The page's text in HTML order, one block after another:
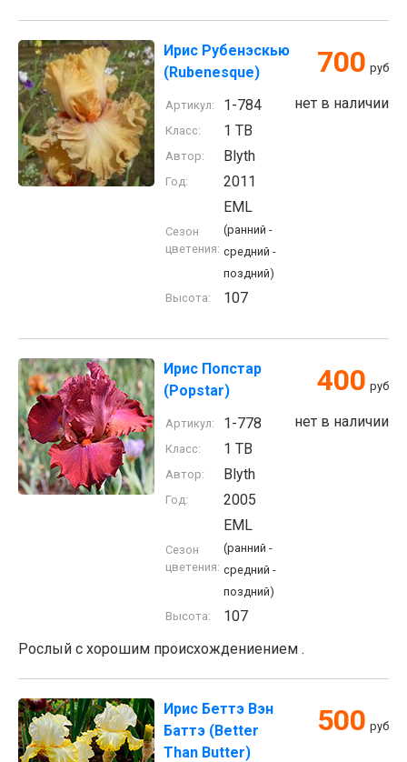
Ирис Рубенэскью
(Rubenesque)
700 руб
нет в наличии
Артикул: 1-784
Класс: 1 TB
Автор: Blyth
Год: 2011
Сезон
цветения:
EML
(ранний -
средний -
поздний)
Высота:
107
Ирис Попстар
(Popstar)
400 руб
нет в наличии
Артикул: 1-778
Класс: 1 TB
Автор: Blyth
Год: 2005
Сезон
цветения:
EML
(ранний -
средний -
поздний)
Высота:
107
Рослый с хорошим происхождениением .
Ирис Беттэ Вэн
Баттэ (Better
Than Butter)
500 руб